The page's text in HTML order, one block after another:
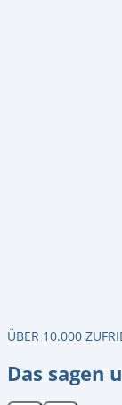
ÜBER 10.000
Das sagen